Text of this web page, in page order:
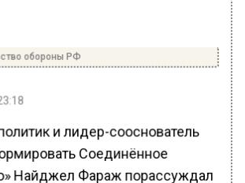
обороны РФ
и лидер-сооснователь
Соединённое
Найджел Фараж порассуждал